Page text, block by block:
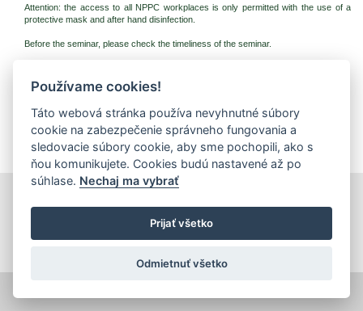
Attention: the access to all NPPC workplaces is only permitted with the use of a
protective mask and after hand disinfection.
Before the seminar, please check the timeliness of the seminar.
Downloadable files
Seminar Plan 2020 (pdf, 603.28 Kb, 1043x)
Invitation (pdf, 495.23 Kb, 1080x)
print|sitemap
Copyright © 2026 Správca obsahu - Food Research Institute,
Priemyselná 4, 821 08 Bratislava
Created byInštitút znalostného pôdohospodárstva a inovácií.
Používame cookies!
Táto webová stránka používa nevyhnutné súbory
cookie na zabezpečenie správneho fungovania a
sledovacie súbory cookie, aby sme pochopili, ako s
ňou komunikujete. Cookies budú nastavené až po
súhlase. Nechaj ma vybrať
Prijať všetko
Odmietnuť všetko